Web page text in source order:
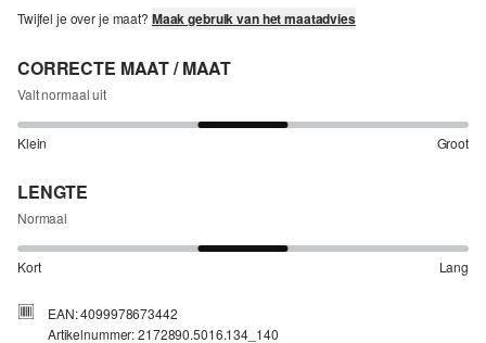
Twijfel je over je maat? Maak gebruik van het maatadvies
CORRECTE MAAT / MAAT
Valt normaal uit
Klein Groot
LENGTE
Normaal
Kort Lang
EAN: 4099978673442
Artikelnummer: 2172890.5016.134_140